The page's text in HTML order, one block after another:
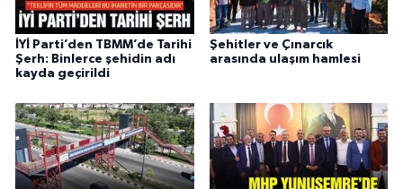
İYİ Parti’den TBMM’de Tarihi
Şerh: Binlerce şehidin adı
kayda geçirildi
Şehitler ve Çınarcık
arasında ulaşım hamlesi